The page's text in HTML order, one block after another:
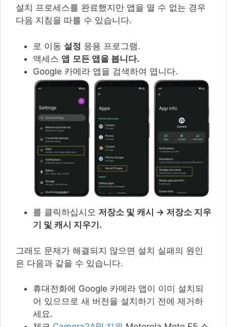
설치 프로세스를 완료했지만 앱을 열 수 없는 경우
다음 지침을 따를 수 있습니다.
로 이동 설정 응용 프로그램.
액세스 앱 모든 앱을 봅니다.
Google 카메라 앱을 검색하여 엽니다.
를 클릭하십시오 저장소 및 캐시 → 저장소 지우
기 및 캐시 지우기.
그래도 문제가 해결되지 않으면 설치 실패의 원인
은 다음과 같을 수 있습니다.
휴대전화에 Google 카메라 앱이 이미 설치되
어 있으므로 새 버전을 설치하기 전에 제거하
세요.